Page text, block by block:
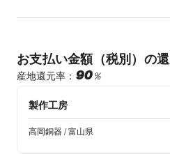
お支払い金額（税別）の
産地還元率： 90％
製作工房
高岡銅器 / 富山県